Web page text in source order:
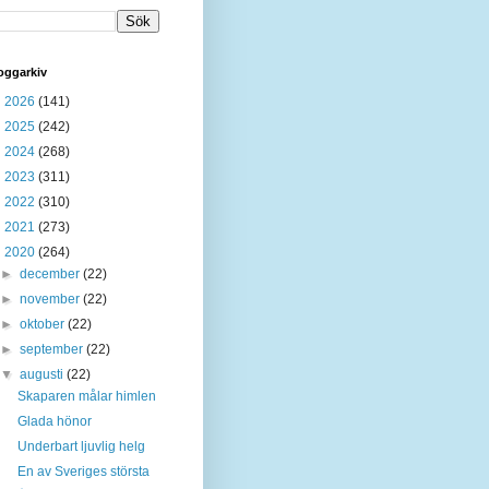
2026 (141)
2025 (242)
2024 (268)
2023 (311)
2022 (310)
2021 (273)
2020 (264)
►december(22)
►november(22)
►oktober(22)
►september(22)
▼augusti(22)
Skaparen målar himlen
Glada hönor
Underbart ljuvlig helg
En av Sveriges största